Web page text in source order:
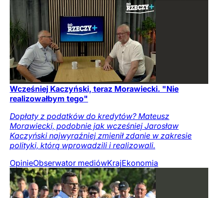
Wcześniej Kaczyński, teraz Morawiecki. "Nie
realizowałbym tego"
Dopłaty z podatków do kredytów? Mateusz
Morawiecki, podobnie jak wcześniej Jarosław
Kaczyński najwyraźniej zmienił zdanie w zakresie
polityki, którą wprowadzili i realizowali.
OpinieObserwator mediówKrajEkonomia